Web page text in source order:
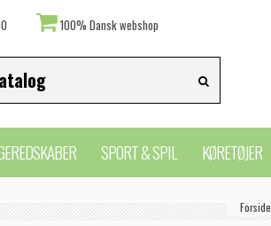
100% Dansk webshop
SPORT & SPIL KØRETØJER
Forside